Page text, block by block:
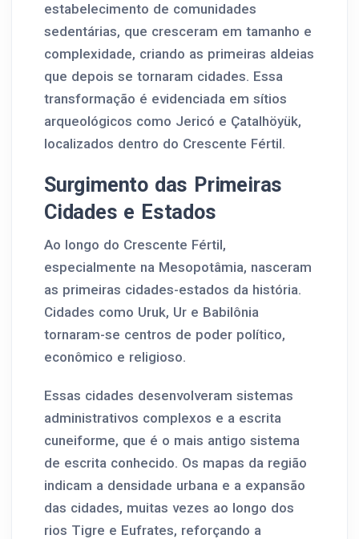
estabelecimento de comunidades
sedentárias, que cresceram em tamanho e
complexidade, criando as primeiras aldeias
que depois se tornaram cidades. Essa
transformação é evidenciada em sítios
arqueológicos como Jericó e Çatalhöyük,
localizados dentro do Crescente Fértil.
Surgimento das Primeiras
Cidades e Estados
Ao longo do Crescente Fértil,
especialmente na Mesopotâmia, nasceram
as primeiras cidades-estados da história.
Cidades como Uruk, Ur e Babilônia
tornaram-se centros de poder político,
econômico e religioso.
Essas cidades desenvolveram sistemas
administrativos complexos e a escrita
cuneiforme, que é o mais antigo sistema
de escrita conhecido. Os mapas da região
indicam a densidade urbana e a expansão
das cidades, muitas vezes ao longo dos
rios Tigre e Eufrates, reforçando a